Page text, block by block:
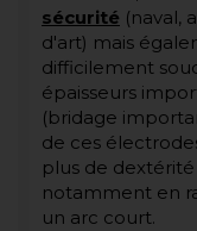
sécurité (naval,
d'art) mais
difficilement
épaisseurs
(bridage
de ces
plus de
notamment en
un arc court.